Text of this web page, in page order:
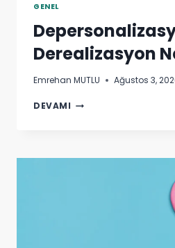
GENEL
Derealizasyon
Emrehan MUTLU Ağustos 3,
DEVAMI DEPERSONALIZASYON